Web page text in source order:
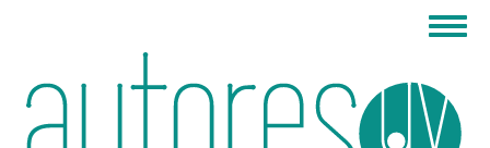
principal